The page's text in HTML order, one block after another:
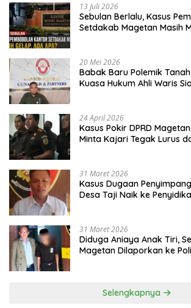
13 Juli 2026
Sebulan Berlalu, Kasus
Setdakab Magetan Masih
20 Mei 2026
Babak Baru Polemik
Kuasa Hukum Ahli Waris
24 April 2026
Kasus Pokir DPRD
Minta Kajari Tegak Lurus
31 Maret 2026
Kasus Dugaan
Desa Taji Naik ke
31 Maret 2026
Diduga Aniaya Anak Tiri,
Magetan Dilaporkan ke
Selengkapnya